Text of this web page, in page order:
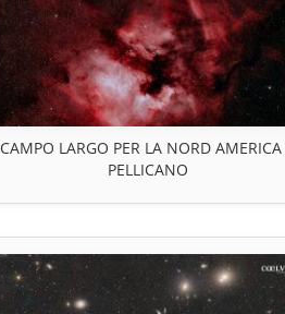
CAMPO LARGO PER LA NORD AMERICA
PELLICANO